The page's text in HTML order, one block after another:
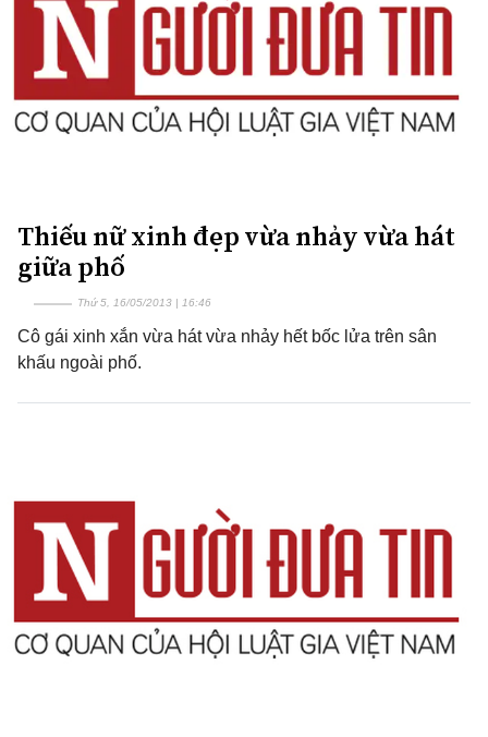
Thiếu nữ xinh đẹp vừa nhảy vừa hát
giữa phố
Thứ 5, 16/05/2013 | 16:46
Cô gái xinh xắn vừa hát vừa nhảy hết bốc lửa trên sân
khấu ngoài phố.